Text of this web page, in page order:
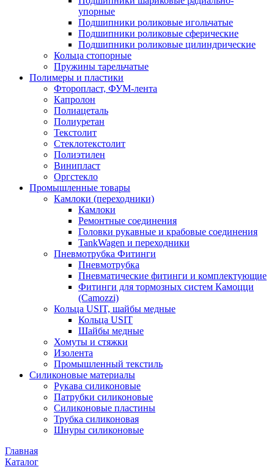
упорные
Подшипники роликовые игольчатые
Подшипники роликовые сферические
Подшипники роликовые цилиндрические
Кольца стопорные
Пружины тарельчатые
Полимеры и пластики
Фторопласт, ФУМ-лента
Капролон
Полиацеталь
Полиуретан
Текстолит
Стеклотекстолит
Полиэтилен
Винипласт
Оргстекло
Промышленные товары
Камлоки (переходники)
Камлоки
Ремонтные соединения
Головки рукавные и крабовые соединения
TankWagen и переходники
Пневмотрубка Фитинги
Пневмотрубка
Пневматические фитинги и комплектующие
Фитинги для тормозных систем Камоцци
(Camozzi)
Кольца USIT, шайбы медные
Кольца USIT
Шайбы медные
Хомуты и стяжки
Изолента
Промышленный текстиль
Силиконовые материалы
Рукава силиконовые
Патрубки силиконовые
Силиконовые пластины
Трубка силиконовая
Шнуры силиконовые
Главная
Каталог